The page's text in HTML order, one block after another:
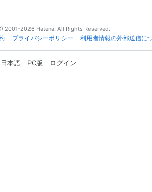
2001-2026 Hatena. All Rights Reserved.
プライバシーポリシー 利用者情報の外部送信に
日本語 PC版 ログイン